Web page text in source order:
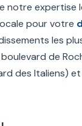
notre expertise
pour votre
les
de
des Italiens)